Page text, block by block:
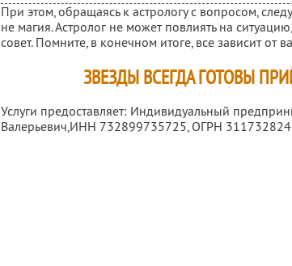
При этом, обращаясь к астрологу с вопросом,
не магия. Астролог не может повлиять на
совет. Помните, в конечном итоге, все зависит от
ЗВЕЗДЫ ВСЕГДА ГОТОВЫ
Услуги предоставляет: Индивидуальный
Валерьевич,ИНН 732899735725, ОГРН